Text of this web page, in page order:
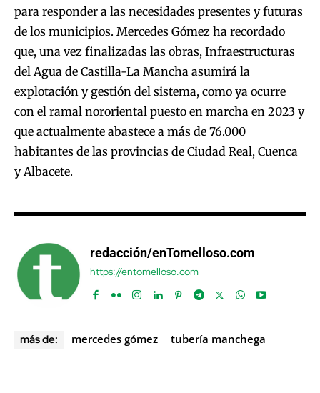
para responder a las necesidades presentes y futuras
de los municipios. Mercedes Gómez ha recordado
que, una vez finalizadas las obras, Infraestructuras
del Agua de Castilla-La Mancha asumirá la
explotación y gestión del sistema, como ya ocurre
con el ramal nororiental puesto en marcha en 2023 y
que actualmente abastece a más de 76.000
habitantes de las provincias de Ciudad Real, Cuenca
y Albacete.
redacción/enTomelloso.com
https://entomelloso.com
más de: mercedes gómez tubería manchega